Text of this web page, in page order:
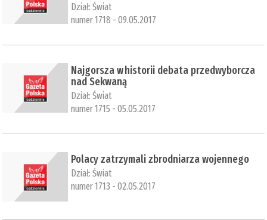
Dział:Świat
numer 1718 - 09.05.2017
Najgorsza w historii debata przedwyborcza
nad Sekwaną
Dział:Świat
numer 1715 - 05.05.2017
​Polacy zatrzymali zbrodniarza wojennego
Dział:Świat
numer 1713 - 02.05.2017